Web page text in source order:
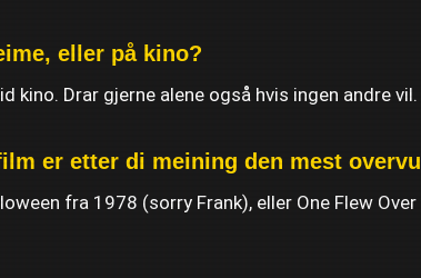
eller på kino?
kino. Drar gjerne alene også hvis ingen andre
er etter di meining den mest
fra 1978 (sorry Frank), eller One Flew